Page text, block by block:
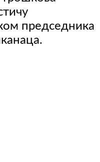
председника